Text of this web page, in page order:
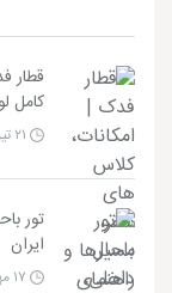
قطار
کامل
تور
ایران